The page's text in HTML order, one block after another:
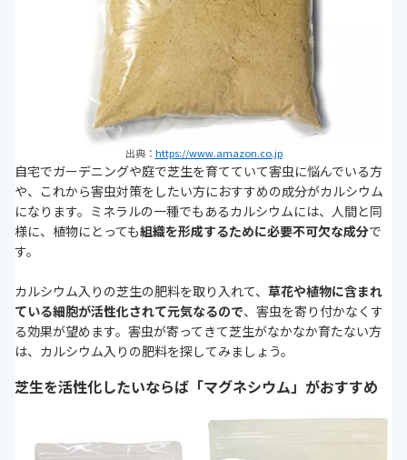
出典： https://www.amazon.co.jp
自宅でガーデニングや庭で芝生を育てていて害虫に悩んでいる方
や、これから害虫対策をしたい方におすすめの成分がカルシウム
になります。ミネラルの一種でもあるカルシウムには、人間と同
様に、植物にとっても組織を形成するために必要不可欠な成分で
す。
カルシウム入りの芝生の肥料を取り入れて、 草花や植物に含まれ
ている細胞が活性化されて元気なるので、害虫を寄り付かなくす
る効果が望めます。害虫が寄ってきて芝生がなかなか育たない方
は、カルシウム入りの肥料を探してみましょう。
芝生を活性化したいならば「マグネシウム」がおすすめ